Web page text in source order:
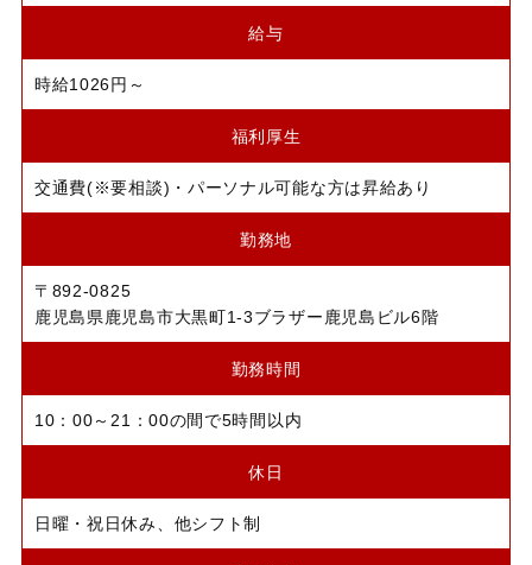
給与
時給1026円～
福利厚生
交通費(※要相談)・パーソナル可能な方は昇給あり
勤務地
〒892-0825
​​​鹿児島県鹿児島市大黒町1-3ブラザー鹿児島ビル6階
勤務時間
10：00～21：00の間で5時間以内
休日
日曜・祝日休み、他シフト制